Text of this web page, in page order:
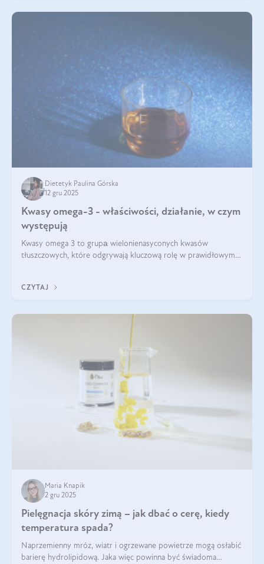
Dietetyk Paulina Górska
12 gru 2025
Kwasy omega-3 - właściwości, działanie, w czym
występują
Kwasy omega 3 to grupа wielonienasyconych kwasów
tłuszczowych, które odgrywają kluczową rolę w prawidłowym
CZYTAJ
Maria Knapik
2 gru 2025
Pielęgnacja skóry zimą – jak dbać o cerę, kiedy
temperatura spada?
Naprzemienny mróz, wiatr i ogrzewane powietrze mogą osłabić
barierę hydrolipidową. Jaka więc powinna być świadoma